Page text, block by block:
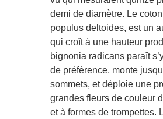
demi de diamètre. Le
populus deltoides, est un
qui croît à une hauteur
bignonia radicans paraît
de préférence, monte
sommets, et déploie une
grandes fleurs de couleur
et à formes de trompettes.